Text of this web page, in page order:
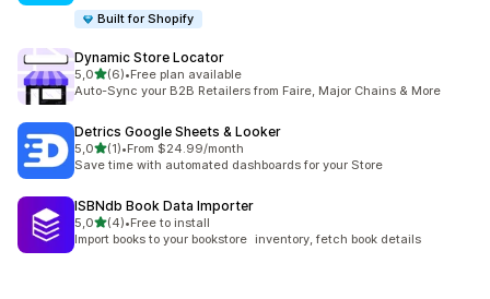
Built for Shopify
Dynamic Store Locator
5,0av 5 stjerner
(6)
Totalt 6 omtaler
•Free plan available
Auto-Sync your B2B Retailers from Faire, Major Chains & More
Detrics Google Sheets & Looker
5,0av 5 stjerner
(1)
Totalt 1 omtaler
•From $24.99/month
Save time with automated dashboards for your Store
ISBNdb Book Data Importer
5,0av 5 stjerner
(4)
Totalt 4 omtaler
•Free to install
Import books to your bookstore inventory, fetch book details